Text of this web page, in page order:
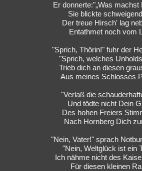
Er donnerte:"„Was machst
Sie blickte
Der treue Hirsch' lag
Entathmet noch vom
"Sprich, Thörin!" fuhr der
"Sprich, welches
Trieb dich an diesen
Aus meines Schlosses
"Verlaß die
Und tödte nicht Dein
Des hohen Freiers
Nach Hornberg Dich
"Nein, Vater!" sprach
"Nein, Weltglück ist ein
Ich nähme nicht des
Für diesen kleinen